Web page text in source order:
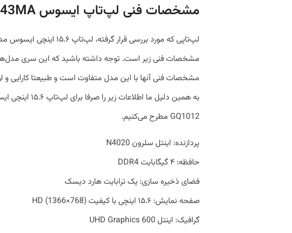
مشخصات فنی لپ‌تاپ ایسوس X543MA
مشخصات فنی زیر است. توجه داشته باشید که این سری
مشخصات فنی آنها با این مدل متفاوت است و طبیعتا کارایی و
GQ1012 مطرح می‌کنیم.
پردازنده: اینتل سلرون N4020
حافظه: ۴ گیگابایت DDR4
فضای ذخیره سازی: یک ترابایت هارد دیسک
صفحه نمایش: ۱۵.۶ اینچی با کیفیت HD (1366×768)
گرافیک: اینتل UHD Graphics 600